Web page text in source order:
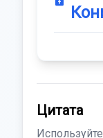
Цитата